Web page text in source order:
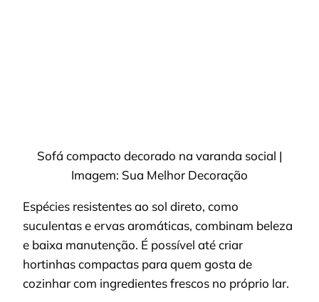
Sofá compacto decorado na varanda social |
Imagem: Sua Melhor Decoração
Espécies resistentes ao sol direto, como
suculentas e ervas aromáticas, combinam beleza
e baixa manutenção. É possível até criar
hortinhas compactas para quem gosta de
cozinhar com ingredientes frescos no próprio lar.